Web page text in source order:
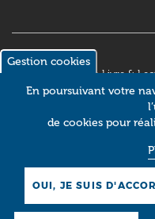
© 2018 Occitanie Livre &
Gestion cookies
En poursuivant votre
de cookies pour
OUI, JE SUIS